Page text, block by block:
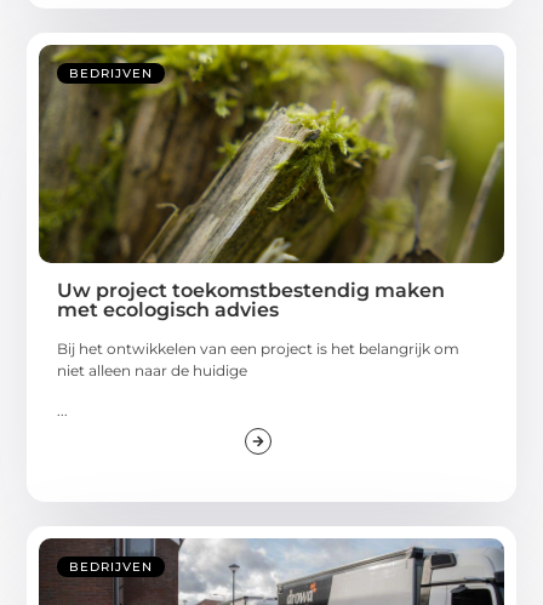
BEDRIJVEN
Uw project toekomstbestendig maken
met ecologisch advies
Bij het ontwikkelen van een project is het belangrijk om
niet alleen naar de huidige
BEDRIJVEN